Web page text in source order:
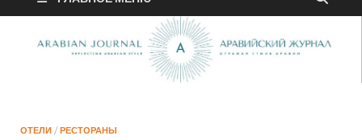
ОТЕЛИ / РЕСТОРАНЫ